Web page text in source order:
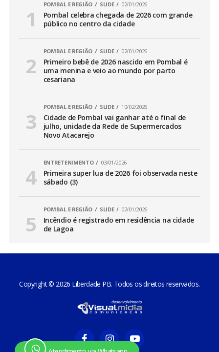
POMBAL E REGIÃO SLIDE 02/01/2026
Pombal celebra chegada de 2026 com grande
público no centro da cidade
POMBAL E REGIÃO SLIDE 02/01/2026
Primeiro bebê de 2026 nascido em Pombal é
uma menina e veio ao mundo por parto
cesariana
POMBAL E REGIÃO SLIDE 10/02/2026
Cidade de Pombal vai ganhar até o final de
julho, unidade da Rede de Supermercados
Novo Atacarejo
ENTRETENIMENTO 03/01/2026
Primeira super lua de 2026 foi observada neste
sábado (3)
POMBAL E REGIÃO SLIDE 02/01/2026
Incêndio é registrado em residência na cidade
de Lagoa
Copyright © 2026 Liberdade PB. Todos os direitos reservados.